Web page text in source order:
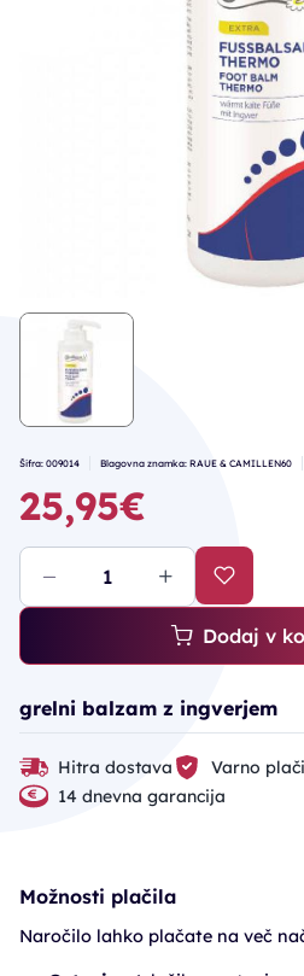
Šifra: 009014 Blagovna znamka: RAUE & CAMILLEN60
25,95€
Dodaj v
grelni balzam z ingverjem
Hitra dostava
Varno
14 dnevna garancija
Možnosti plačila
Naročilo lahko plačate na več